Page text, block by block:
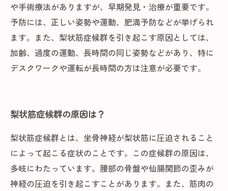
や手術療法がありますが、早期発見・治療が重要です。
予防には、正しい姿勢や運動、肥満予防などが挙げられ
ます。また、梨状筋症候群を引き起こす原因としては、
加齢、過度の運動、長時間の同じ姿勢などがあり、特に
デスクワークや運転が長時間の方は注意が必要です。
梨状筋症候群の原因は？
梨状筋症候群とは、坐骨神経が梨状筋に圧迫されること
によって起こる症状のことです。この症候群の原因は、
多岐にわたっています。腰部の骨盤や仙腸関節の歪みが
神経の圧迫を引き起こすことがあります。また、筋肉の